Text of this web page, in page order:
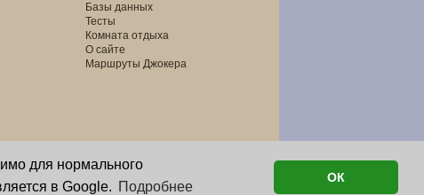
для нормального
в Google. Подробнее
ОК
Базы данных
Тесты
Комната отдыха
О сайте
Маршруты Джокера